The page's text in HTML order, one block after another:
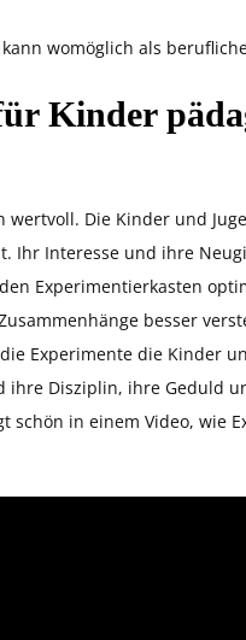
womöglich als
Kinder
Die Kinder und
Ihr Interesse und ihre
Experimentierkasten
besser
Experimente die Kinder
Disziplin, ihre Geduld
schön in einem Video, wie